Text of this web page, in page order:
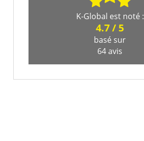
K-Global est noté :
4.7/ 5
basé sur
64avis